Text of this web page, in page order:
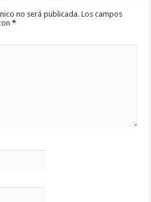
no será publicada. Los campos
*